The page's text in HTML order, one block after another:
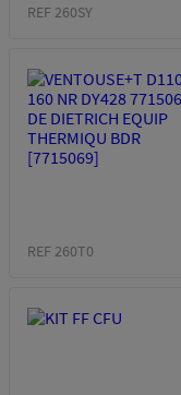
REF 260SY
REF 260T0